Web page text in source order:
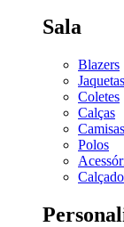
Sala
Blazers
Jaquetas
Coletes
Calças
Camisas
Polos
Calçado